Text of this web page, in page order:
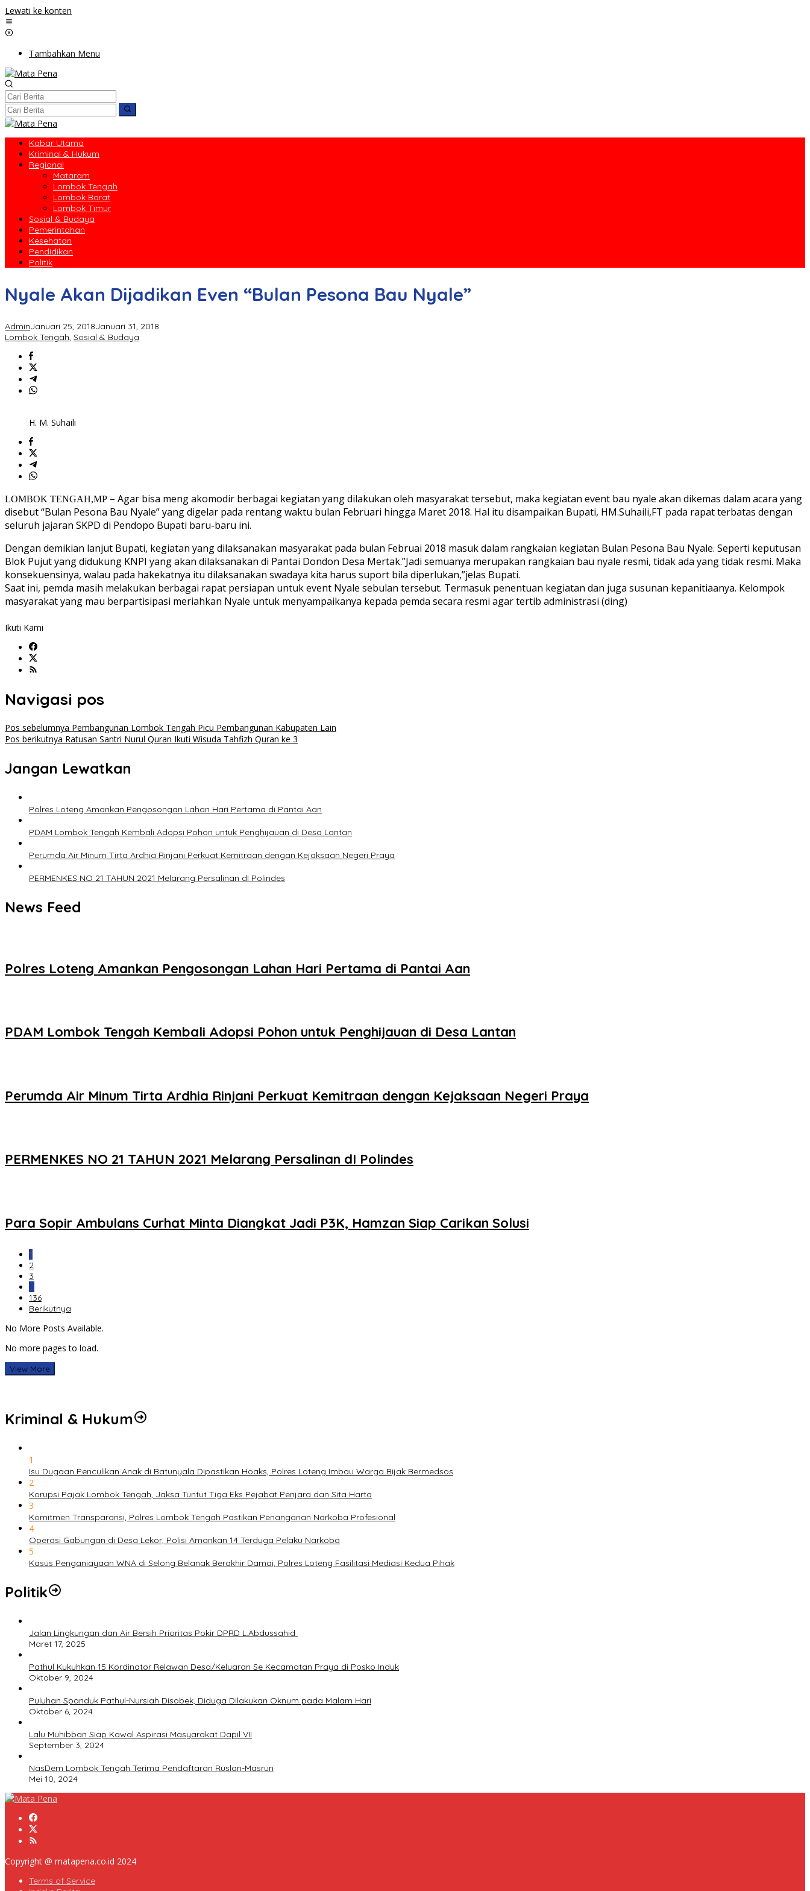
Lewati ke konten
Tambahkan Menu
Kabar Utama
Kriminal & Hukum
Regional
Mataram
Lombok Tengah
Lombok Barat
Lombok Timur
Sosial & Budaya
Pemerintahan
Kesehatan
Pendidikan
Politik
Nyale Akan Dijadikan Even “Bulan Pesona Bau Nyale”
AdminJanuari 25, 2018Januari 31, 2018
Lombok Tengah, Sosial & Budaya
H. M. Suhaili
LOMBOK TENGAH,MP – Agar bisa meng akomodir berbagai kegiatan yang dilakukan oleh masyarakat tersebut, maka kegiatan event bau nyale akan dikemas dalam acara yang
disebut “Bulan Pesona Bau Nyale” yang digelar pada rentang waktu bulan Februari hingga Maret 2018. Hal itu disampaikan Bupati, HM.Suhaili,FT pada rapat terbatas dengan
seluruh jajaran SKPD di Pendopo Bupati baru-baru ini.
Dengan demikian lanjut Bupati, kegiatan yang dilaksanakan masyarakat pada bulan Februai 2018 masuk dalam rangkaian kegiatan Bulan Pesona Bau Nyale. Seperti keputusan
Blok Pujut yang didukung KNPI yang akan dilaksanakan di Pantai Dondon Desa Mertak.”Jadi semuanya merupakan rangkaian bau nyale resmi, tidak ada yang tidak resmi. Maka
konsekuensinya, walau pada hakekatnya itu dilaksanakan swadaya kita harus suport bila diperlukan,”jelas Bupati.
Saat ini, pemda masih melakukan berbagai rapat persiapan untuk event Nyale sebulan tersebut. Termasuk penentuan kegiatan dan juga susunan kepanitiaanya. Kelompok
masyarakat yang mau berpartisipasi meriahkan Nyale untuk menyampaikanya kepada pemda secara resmi agar tertib administrasi (ding)
Ikuti Kami
Navigasi pos
Pos sebelumnya Pembangunan Lombok Tengah Picu Pembangunan Kabupaten Lain
Pos berikutnya Ratusan Santri Nurul Quran Ikuti Wisuda Tahfizh Quran ke 3
Jangan Lewatkan
‎Polres Loteng Amankan Pengosongan Lahan Hari Pertama di Pantai Aan
PDAM Lombok Tengah Kembali Adopsi Pohon untuk Penghijauan di Desa Lantan
Perumda Air Minum Tirta Ardhia Rinjani Perkuat Kemitraan dengan Kejaksaan Negeri Praya
PERMENKES NO 21 TAHUN 2021 Melarang Persalinan dI Polindes
News Feed
‎Polres Loteng Amankan Pengosongan Lahan Hari Pertama di Pantai Aan
PDAM Lombok Tengah Kembali Adopsi Pohon untuk Penghijauan di Desa Lantan
Perumda Air Minum Tirta Ardhia Rinjani Perkuat Kemitraan dengan Kejaksaan Negeri Praya
PERMENKES NO 21 TAHUN 2021 Melarang Persalinan dI Polindes
Para Sopir Ambulans Curhat Minta Diangkat Jadi P3K, Hamzan Siap Carikan Solusi
1
2
3
…
136
Berikutnya
No More Posts Available.
No more pages to load.
View More
Kriminal & Hukum
1
Isu Dugaan Penculikan Anak di Batunyala Dipastikan Hoaks, Polres Loteng Imbau Warga Bijak Bermedsos
2
Korupsi Pajak Lombok Tengah, Jaksa Tuntut Tiga Eks Pejabat Penjara dan Sita Harta
3
Komitmen Transparansi, Polres Lombok Tengah Pastikan Penanganan Narkoba Profesional
4
Operasi Gabungan di Desa Lekor, Polisi Amankan 14 Terduga Pelaku Narkoba
5
Kasus Penganiayaan WNA di Selong Belanak Berakhir Damai, Polres Loteng Fasilitasi Mediasi Kedua Pihak
Politik
Jalan Lingkungan dan Air Bersih Prioritas Pokir DPRD L.Abdussahid
Maret 17, 2025
Pathul Kukuhkan 15 Kordinator Relawan Desa/Keluaran Se Kecamatan Praya di Posko Induk
Oktober 9, 2024
Puluhan Spanduk Pathul-Nursiah Disobek, Diduga Dilakukan Oknum pada Malam Hari
Oktober 6, 2024
Lalu Muhibban Siap Kawal Aspirasi Masyarakat Dapil VII
September 3, 2024
NasDem Lombok Tengah Terima Pendaftaran Ruslan-Masrun
Mei 10, 2024
Copyright @ matapena.co.id 2024
Terms of Service